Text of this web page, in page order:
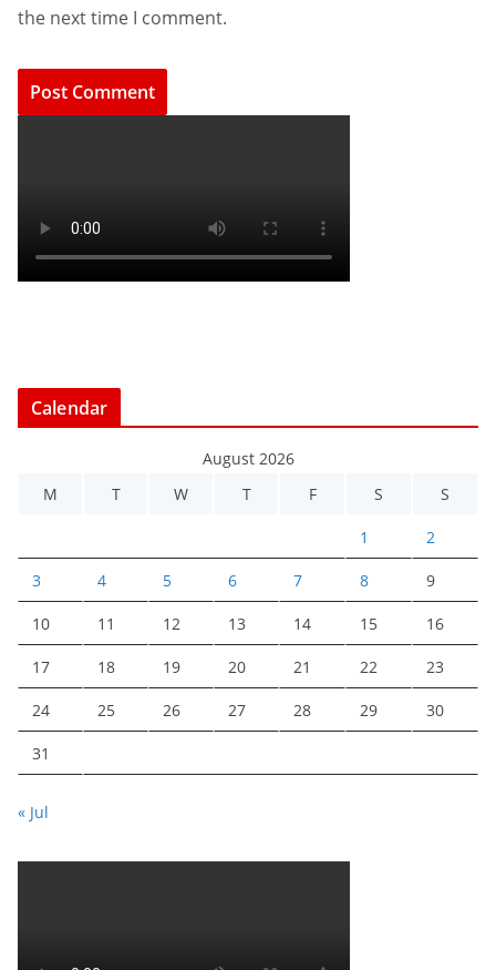
the next time I comment.
Calendar
August 2026
M
T W T F S S
1 2
3 4 5 6 7 8 9
10 11 12 13 14 15 16
17 18 19 20 21 22 23
24 25 26 27 28 29 30
31
« Jul